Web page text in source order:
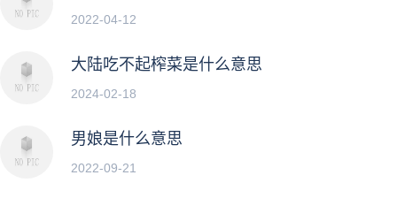
2022-04-12
大陆吃不起榨菜是什么意思
2024-02-18
男娘是什么意思
2022-09-21